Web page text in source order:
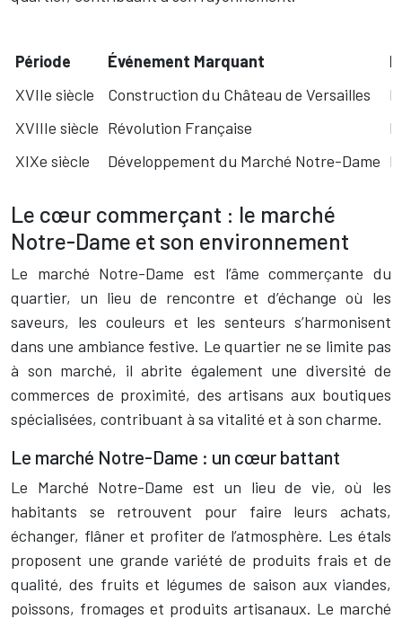
Période Événement Marquant
XVIIe siècle
Construction du Château de Versailles
XVIIIe siècle Révolution Française
XIXe siècle
Développement du Marché Notre-Dame
Le cœur commerçant : le marché
Notre-Dame et son environnement
Le marché Notre-Dame est l’âme commerçante du
quartier, un lieu de rencontre et d’échange où les
saveurs, les couleurs et les senteurs s’harmonisent
dans une ambiance festive. Le quartier ne se limite pas
à son marché, il abrite également une diversité de
commerces de proximité, des artisans aux boutiques
spécialisées, contribuant à sa vitalité et à son charme.
Le marché Notre-Dame : un cœur battant
Le Marché Notre-Dame est un lieu de vie, où les
habitants se retrouvent pour faire leurs achats,
échanger, flâner et profiter de l’atmosphère. Les étals
proposent une grande variété de produits frais et de
qualité, des fruits et légumes de saison aux viandes,
poissons, fromages et produits artisanaux. Le marché